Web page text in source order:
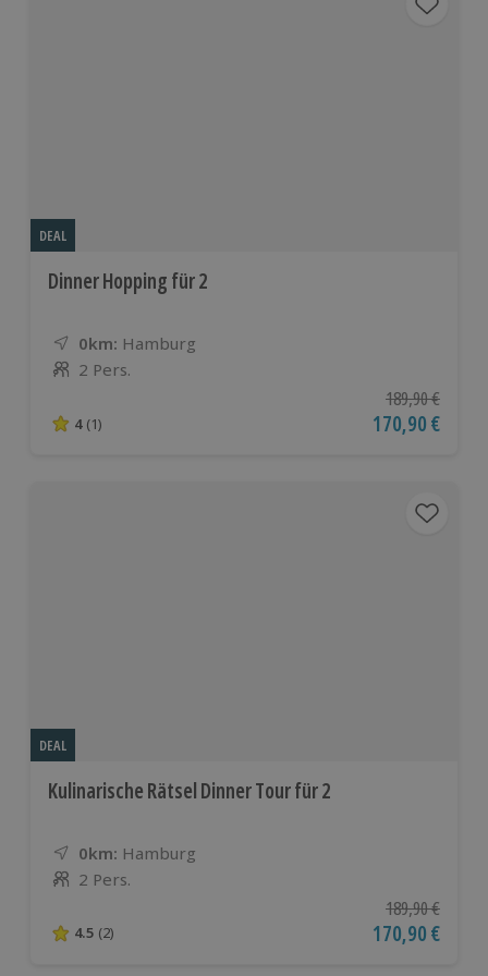
DEAL
Dinner Hopping für 2
0km: Entfernung
Standort
Hamburg
Anzahl der Teilnehmer
2 Pers.
4 von 5 Sternen basierend auf 1 Bewertungen
4 (1)
Ursprünglicher
189,90 €
Aktueller Preis
170,90 €
DEAL
Kulinarische Rätsel Dinner Tour für 2
0km: Entfernung
Standort
Hamburg
Anzahl der Teilnehmer
2 Pers.
4.5 von 5 Sternen basierend auf 2 Bewertungen
4.5 (2)
Ursprünglicher
189,90 €
Aktueller Preis
170,90 €